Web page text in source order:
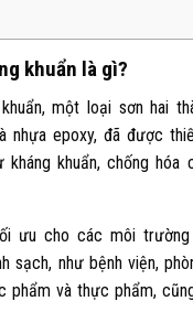
khuẩn là gì?
một loại sơn hai
nhựa epoxy, đã được
khuẩn, chống hóa
ưu cho các môi
sạch, như bệnh viện,
phẩm và thực phẩm,